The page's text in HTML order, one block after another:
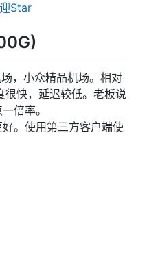
Star
，小众精品机场。相对
很快，延迟较低。老板说
倍率。
。使用第三方客户端使